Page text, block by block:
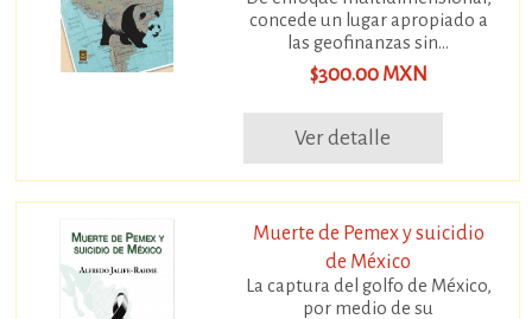
concede un lugar apropiado a
las geofinanzas sin...
$300.00 MXN
Ver detalle
Muerte de Pemex y suicidio
de México
La captura del golfo de México,
por medio de su